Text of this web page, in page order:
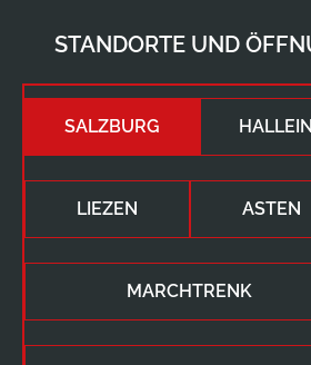
STANDORTE UND
SALZBURG HALLEIN
LIEZEN ASTEN
MARCHTRENK